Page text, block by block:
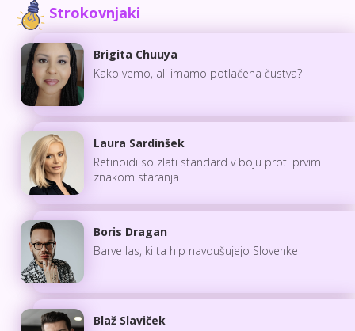
Strokovnjaki
Brigita Chuuya
Kako vemo, ali imamo potlačena čustva?
Laura Sardinšek
Retinoidi so zlati standard v boju proti prvim
znakom staranja
Boris Dragan
Barve las, ki ta hip navdušujejo Slovenke
Blaž Slaviček